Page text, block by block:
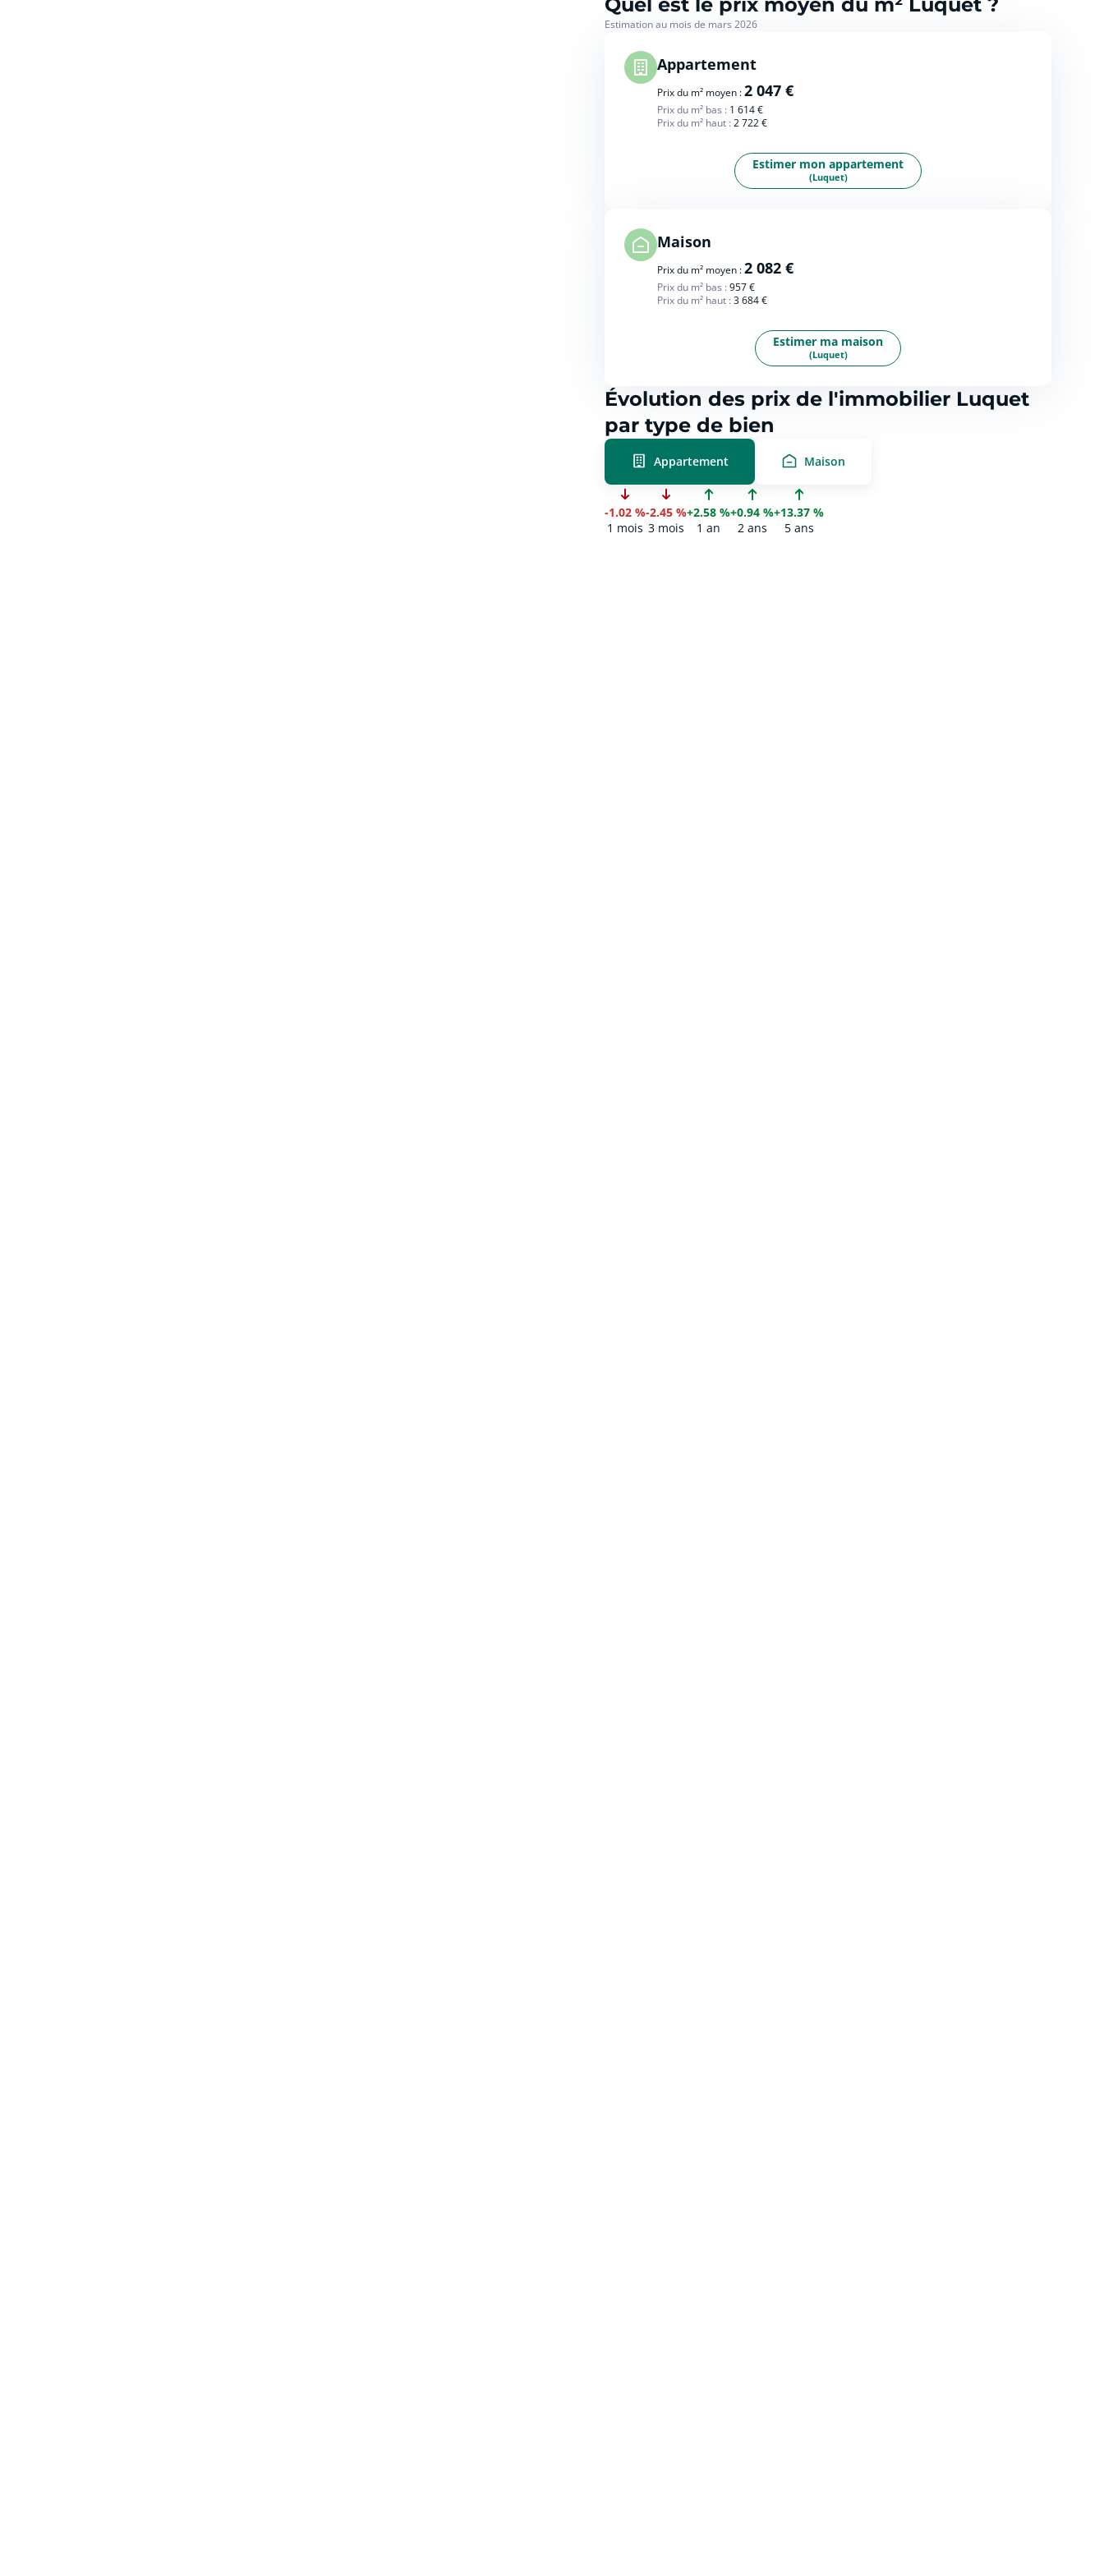
Estimation au mois de mars 2026
Appartement
Prix du m² moyen :2 047 €
Prix du m² bas : 1 614 €
Prix du m² haut :2 722 €
Estimer mon appartement
(Luquet)
Maison
Prix du m² moyen :2 082 €
Prix du m² bas :957 €
Prix du m² haut :3 684 €
Estimer ma maison
(Luquet)
Évolution des prix de l'immobilier Luquet
par type de bien
Appartement Maison
-1.02 %
1 mois
-2.45 %
3 mois
+2.58 %
1 an
+0.94 %
2 ans
+13.37 %
5 ans